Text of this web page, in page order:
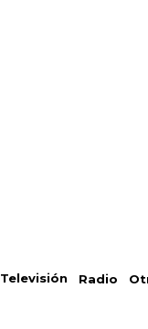
Televisión Radio